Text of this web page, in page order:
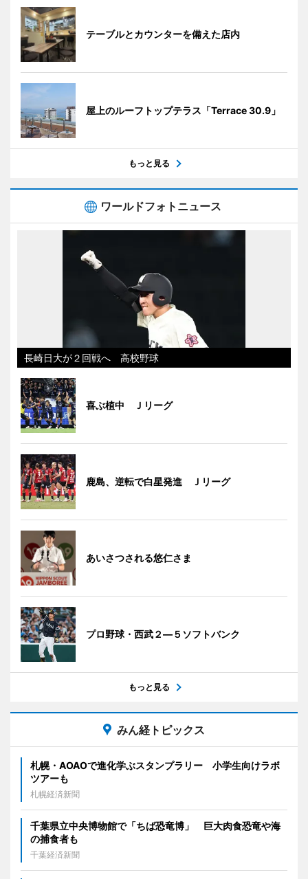
テーブルとカウンターを備えた店内
屋上のルーフトップテラス「Terrace 30.9」
もっと見る
ワールドフォトニュース
長崎日大が２回戦へ 高校野球
喜ぶ植中 Ｊリーグ
鹿島、逆転で白星発進 Ｊリーグ
あいさつされる悠仁さま
プロ野球・西武２―５ソフトバンク
もっと見る
みん経トピックス
札幌・AOAOで進化学ぶスタンプラリー 小学生向けラボ
ツアーも
札幌経済新聞
千葉県立中央博物館で「ちば恐竜博」 巨大肉食恐竜や海
の捕食者も
千葉経済新聞